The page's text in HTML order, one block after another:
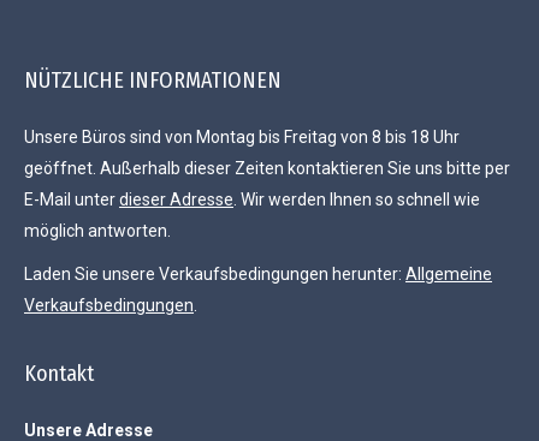
NÜTZLICHE INFORMATIONEN
Unsere Büros sind von Montag bis Freitag von 8 bis 18 Uhr
geöffnet. Außerhalb dieser Zeiten kontaktieren Sie uns bitte per
E-Mail unterdieser Adresse . Wir werden Ihnen so schnell wie
möglich antworten.
Laden Sie unsere Verkaufsbedingungen herunter: Allgemeine
Verkaufsbedingungen
Kontakt
Unsere Adresse